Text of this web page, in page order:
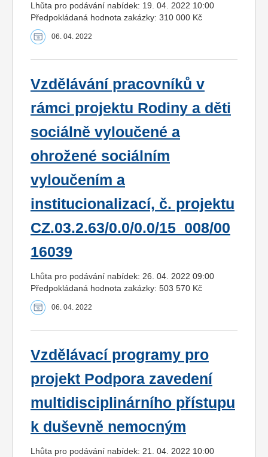
Lhůta pro podávání nabídek: 19. 04. 2022 10:00
Předpokládaná hodnota zakázky: 310 000 Kč
06. 04. 2022
Vzdělávání pracovníků v
rámci projektu Rodiny a děti
sociálně vyloučené a
ohrožené sociálním
vyloučením a
institucionalizací, č. projektu
CZ.03.2.63/0.0/0.0/15_008/00
16039
Lhůta pro podávání nabídek: 26. 04. 2022 09:00
Předpokládaná hodnota zakázky: 503 570 Kč
06. 04. 2022
Vzdělávací programy pro
projekt Podpora zavedení
multidisciplinárního přístupu
k duševně nemocným
Lhůta pro podávání nabídek: 21. 04. 2022 10:00